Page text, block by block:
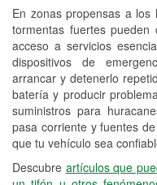
En zonas propensas a los
tormentas fuertes
acceso a servicios
dispositivos de
arrancar y detenerlo
batería y producir
suministros para
pasa corriente y fuentes
que tu vehículo sea
Descubre artículos que
freno
Hurricane
Conoce más
Español